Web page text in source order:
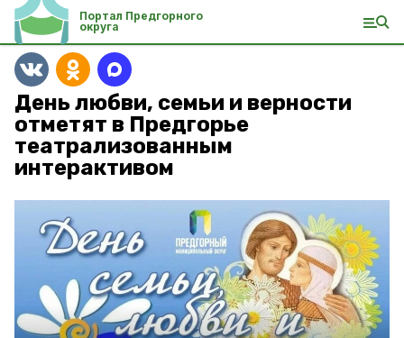
Портал Предгорного
округа
День любви, семьи и верности
отметят в Предгорье
театрализованным
интерактивом